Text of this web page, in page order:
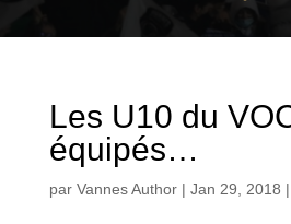
Les U10 du
équipés…
par Vannes Author| Jan 29, 2018 |